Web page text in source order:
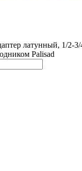
латунный, 1/2-3/
Palisad